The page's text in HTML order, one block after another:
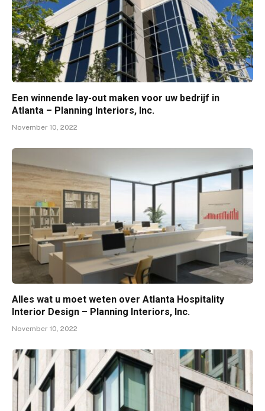
Een winnende lay-out maken voor uw bedrijf in
Atlanta – Planning Interiors, Inc.
November 10, 2022
Alles wat u moet weten over Atlanta Hospitality
Interior Design – Planning Interiors, Inc.
November 10, 2022